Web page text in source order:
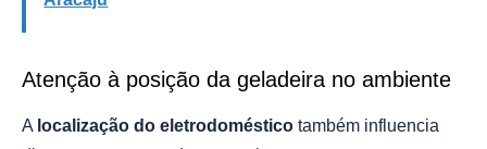
Atenção à posição da geladeira no ambiente
A localização do eletrodoméstico também influencia